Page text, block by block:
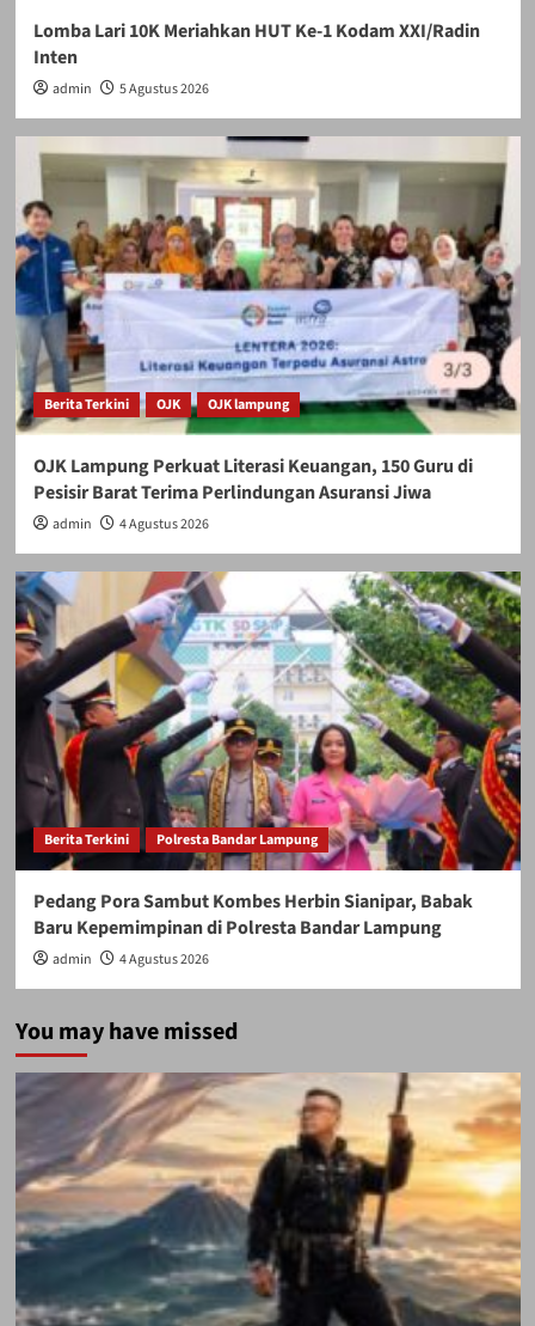
Lomba Lari 10K Meriahkan HUT Ke-1 Kodam XXI/Radin
Inten
admin 5 Agustus 2026
Berita Terkini OJK OJK lampung
OJK Lampung Perkuat Literasi Keuangan, 150 Guru di
Pesisir Barat Terima Perlindungan Asuransi Jiwa
admin 4 Agustus 2026
Berita Terkini Polresta Bandar Lampung
Pedang Pora Sambut Kombes Herbin Sianipar, Babak
Baru Kepemimpinan di Polresta Bandar Lampung
admin 4 Agustus 2026
You may have missed